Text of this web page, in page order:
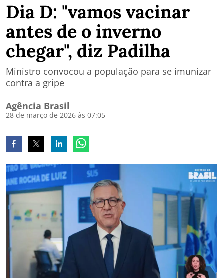
Dia D: "vamos vacinar
antes de o inverno
chegar", diz Padilha
Ministro convocou a população para se imunizar
contra a gripe
Agência Brasil
28 de março de 2026 às 07:05